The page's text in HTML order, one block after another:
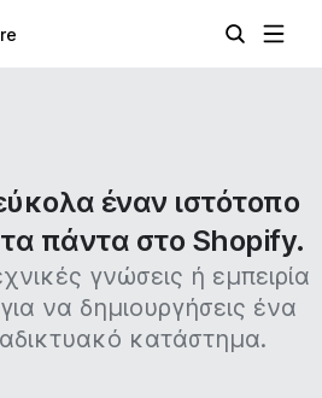
έναν ιστότοπο
πάντα στο Shopify.
γνώσεις ή εμπειρία
να δημιουργήσεις ένα
κατάστημα.